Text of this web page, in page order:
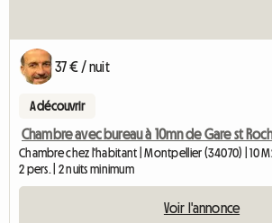
37 € / nuit
A découvrir
Chambre avec bureau à 10mn de Gare st
Chambre chez l'habitant | Montpellier (34070) | 10
2 pers. | 2 nuits minimum
Voir l'annonce